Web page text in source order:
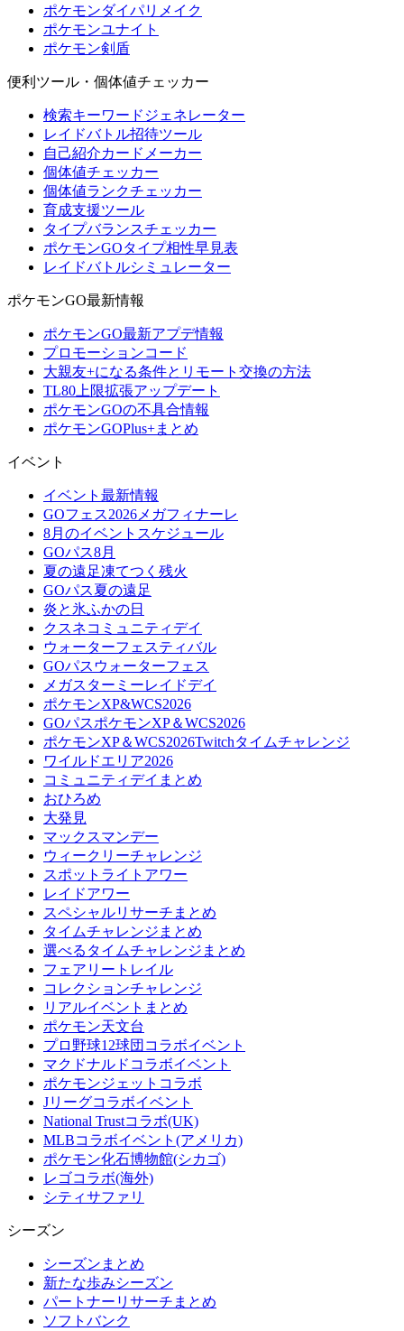
ポケモンダイパリメイク
ポケモンユナイト
ポケモン剣盾
便利ツール・個体値チェッカー
検索キーワードジェネレーター
レイドバトル招待ツール
自己紹介カードメーカー
個体値チェッカー
個体値ランクチェッカー
育成支援ツール
タイプバランスチェッカー
ポケモンGOタイプ相性早見表
レイドバトルシミュレーター
ポケモンGO最新情報
ポケモンGO最新アプデ情報
プロモーションコード
大親友+になる条件とリモート交換の方法
TL80上限拡張アップデート
ポケモンGOの不具合情報
ポケモンGOPlus+まとめ
イベント
イベント最新情報
GOフェス2026メガフィナーレ
8月のイベントスケジュール
GOパス8月
夏の遠足凍てつく残火
GOパス夏の遠足
炎と氷ふかの日
クスネコミュニティデイ
ウォーターフェスティバル
GOパスウォーターフェス
メガスターミーレイドデイ
ポケモンXP&WCS2026
GOパスポケモンXP＆WCS2026
ポケモンXP＆WCS2026Twitchタイムチャレンジ
ワイルドエリア2026
コミュニティデイまとめ
おひろめ
大発見
マックスマンデー
ウィークリーチャレンジ
スポットライトアワー
レイドアワー
スペシャルリサーチまとめ
タイムチャレンジまとめ
選べるタイムチャレンジまとめ
フェアリートレイル
コレクションチャレンジ
リアルイベントまとめ
ポケモン天文台
プロ野球12球団コラボイベント
マクドナルドコラボイベント
ポケモンジェットコラボ
Jリーグコラボイベント
National Trustコラボ(UK)
MLBコラボイベント(アメリカ)
ポケモン化石博物館(シカゴ)
レゴコラボ(海外)
シティサファリ
シーズン
シーズンまとめ
新たな歩みシーズン
パートナーリサーチまとめ
ソフトバンク